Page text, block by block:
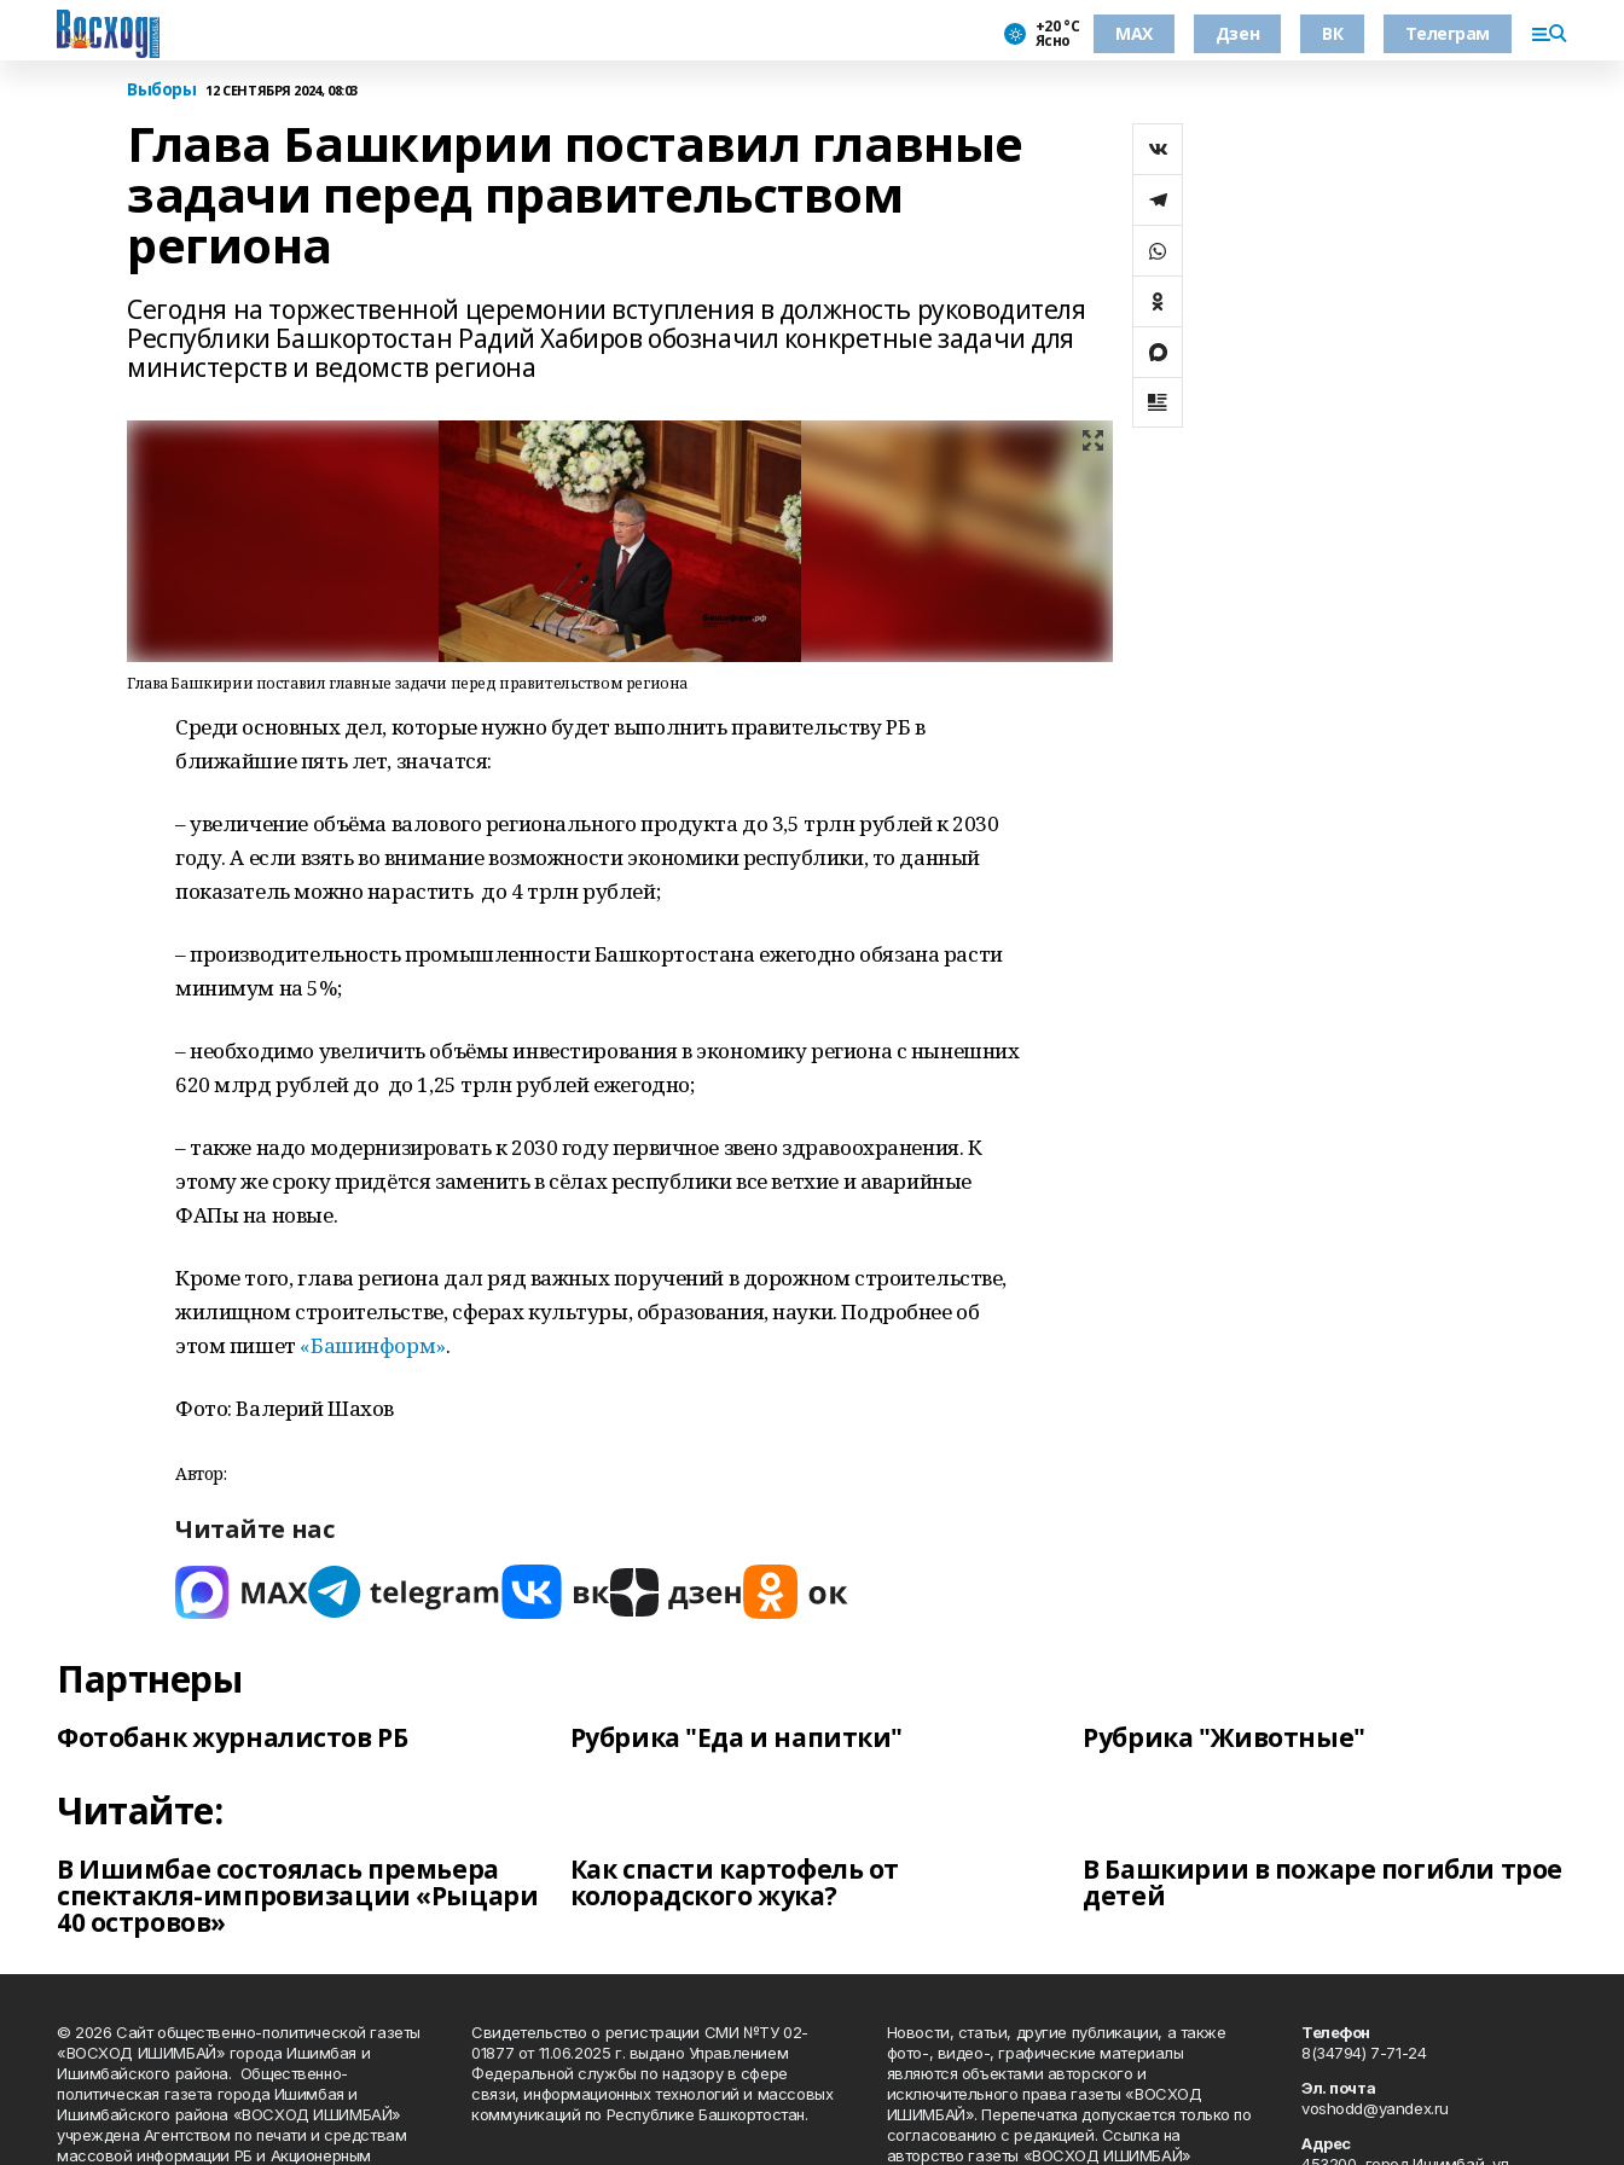
+20 °С
Ясно МАХ Дзен ВК Телеграм
Выборы 12 СЕНТЯБРЯ 2024, 08:03
Глава Башкирии поставил главные
задачи перед правительством
региона
Сегодня на торжественной церемонии вступления в должность руководителя
Республики Башкортостан Радий Хабиров обозначил конкретные задачи для
министерств и ведомств региона
Глава Башкирии поставил главные задачи перед правительством региона
Среди основных дел, которые нужно будет выполнить правительству РБ в
ближайшие пять лет, значатся:
– увеличение объёма валового регионального продукта до 3,5 трлн рублей к 2030
году. А если взять во внимание возможности экономики республики, то данный
показатель можно нарастить до 4 трлн рублей;
– производительность промышленности Башкортостана ежегодно обязана расти
минимум на 5%;
– необходимо увеличить объёмы инвестирования в экономику региона с нынешних
620 млрд рублей до до 1,25 трлн рублей ежегодно;
– также надо модернизировать к 2030 году первичное звено здравоохранения. К
этому же сроку придётся заменить в сёлах республики все ветхие и аварийные
ФАПы на новые.
Кроме того, глава региона дал ряд важных поручений в дорожном строительстве,
жилищном строительстве, сферах культуры, образования, науки. Подробнее об
этом пишет «Башинформ».
Фото: Валерий Шахов
Автор:
Читайте нас
Партнеры
Фотобанк журналистов РБ Рубрика "Еда и напитки" Рубрика "Животные"
Читайте:
В Ишимбае состоялась премьера
спектакля-импровизации «Рыцари
40 островов»
Как спасти картофель от
колорадского жука?
В Башкирии в пожаре погибли трое
детей
© 2026 Сайт общественно-политической газеты
«ВОСХОД ИШИМБАЙ» города Ишимбая и
Ишимбайского района. Общественно-
политическая газета города Ишимбая и
Ишимбайского района «ВОСХОД ИШИМБАЙ»
учреждена Агентством по печати и средствам
массовой информации РБ и Акционерным
Свидетельство о регистрации СМИ №ТУ 02-
01877 от 11.06.2025 г. выдано Управлением
Федеральной службы по надзору в сфере
связи, информационных технологий и массовых
коммуникаций по Республике Башкортостан.
Новости, статьи, другие публикации, а также
фото-, видео-, графические материалы
являются объектами авторского и
исключительного права газеты «ВОСХОД
ИШИМБАЙ». Перепечатка допускается только по
согласованию с редакцией. Ссылка на
авторство газеты «ВОСХОД ИШИМБАЙ»
Телефон
8(34794) 7-71-24
Эл. почта
voshodd@yandex.ru
Адрес